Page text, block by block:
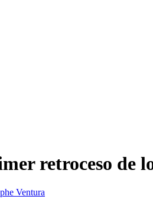
retroceso de
Ventura